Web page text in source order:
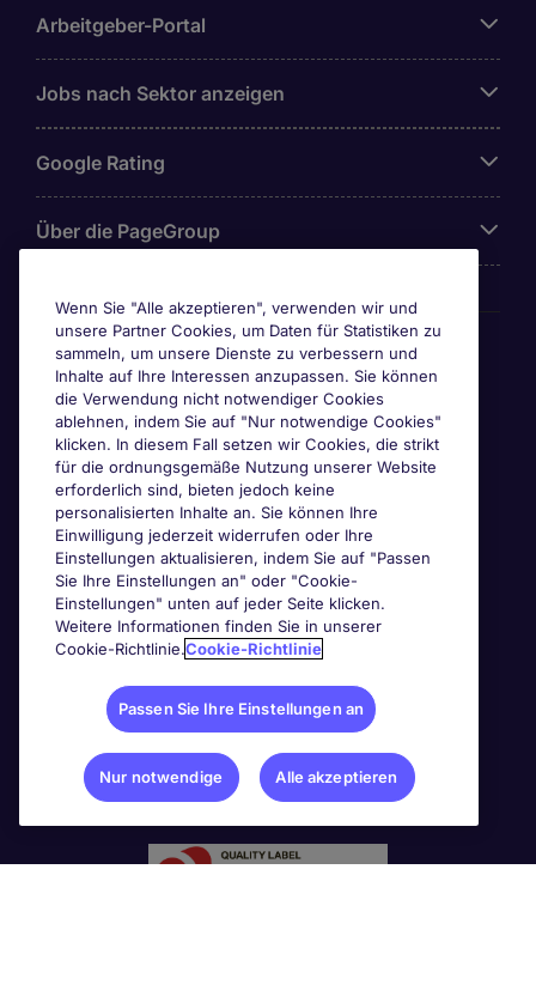
Arbeitgeber-Portal
Jobs nach Sektor anzeigen
Google Rating
Über die PageGroup
Awards
Wenn Sie "Alle akzeptieren", verwenden wir und
unsere Partner Cookies, um Daten für Statistiken zu
sammeln, um unsere Dienste zu verbessern und
Inhalte auf Ihre Interessen anzupassen. Sie können
die Verwendung nicht notwendiger Cookies
ablehnen, indem Sie auf "Nur notwendige Cookies"
klicken. In diesem Fall setzen wir Cookies, die strikt
für die ordnungsgemäße Nutzung unserer Website
erforderlich sind, bieten jedoch keine
personalisierten Inhalte an. Sie können Ihre
Einwilligung jederzeit widerrufen oder Ihre
Einstellungen aktualisieren, indem Sie auf "Passen
Sie Ihre Einstellungen an" oder "Cookie-
Einstellungen" unten auf jeder Seite klicken.
Weitere Informationen finden Sie in unserer
Cookie-Richtlinie.Cookie-Richtlinie
Passen Sie Ihre Einstellungen an
Nur notwendige Alle akzeptieren